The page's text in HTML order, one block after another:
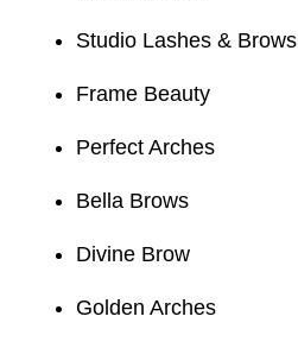
Studio Lashes & Brows
Frame Beauty
Perfect Arches
Bella Brows
Divine Brow
Golden Arches